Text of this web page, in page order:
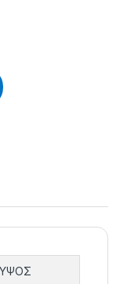
quantity
ΥΨΟΣ